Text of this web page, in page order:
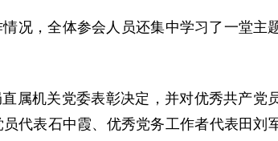
况，全体参会人员还集中学习了一堂主
属机关党委表彰决定，并对优秀共产党
代表石中霞、优秀党务工作者代表田刘